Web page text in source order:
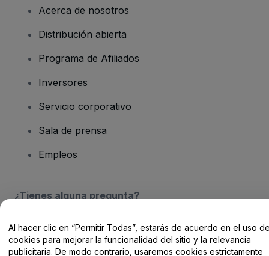
Acerca de nosotros
Distribución abierta
Programa de Afiliados
Inversores
Servicio corporativo
Sala de prensa
Empleos
¿Tienes alguna pregunta?
Centro de Ayuda / Contacto
Al hacer clic en “Permitir Todas”, estarás de acuerdo en el uso
cookies para mejorar la funcionalidad del sitio y la relevancia
publicitaria. De modo contrario, usaremos cookies estrictamente